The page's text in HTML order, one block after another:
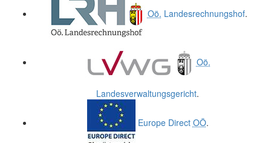
Oö. Landesrechnungshof.
Oö.
Landesverwaltungsgericht.
Europe Direct OÖ.